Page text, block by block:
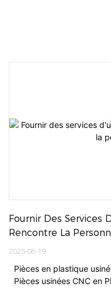
Fournir Des Services
Rencontre La
2025-08-19
Pièces en plastique
Pièces usinées CNC en